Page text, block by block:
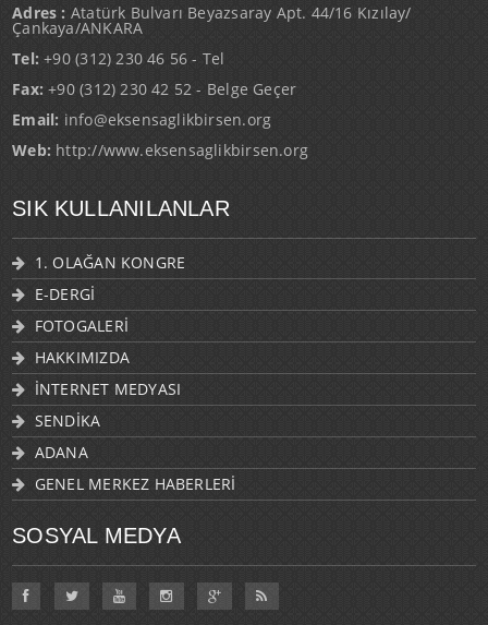
Adres : Atatürk Bulvarı Beyazsaray Apt. 44/16 Kızılay/
Çankaya/ANKARA
Tel: +90 (312) 230 46 56 - Tel
Fax: +90 (312) 230 42 52 - Belge Geçer
Email: info@eksensaglikbirsen.org
Web: http://www.eksensaglikbirsen.org
SIK KULLANILANLAR
1. OLAĞAN KONGRE
E-DERGİ
FOTOGALERİ
HAKKIMIZDA
İNTERNET MEDYASI
SENDİKA
ADANA
GENEL MERKEZ HABERLERİ
SOSYAL MEDYA